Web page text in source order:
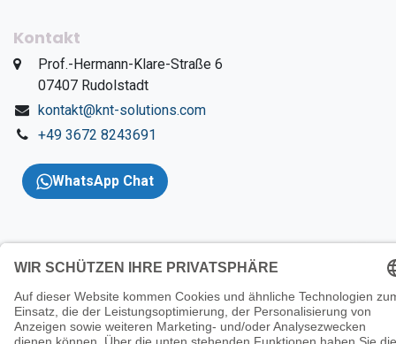
Kontakt
​Prof.-Hermann-Klare-Straße 6
​07407 Rudolstadt
kontakt@knt-solutions.com
+49 3672 8243691
WhatsApp Chat
Copyright 2026 © KNT
Solutions |Impressum|AGBs|Datenschutzerklärung |